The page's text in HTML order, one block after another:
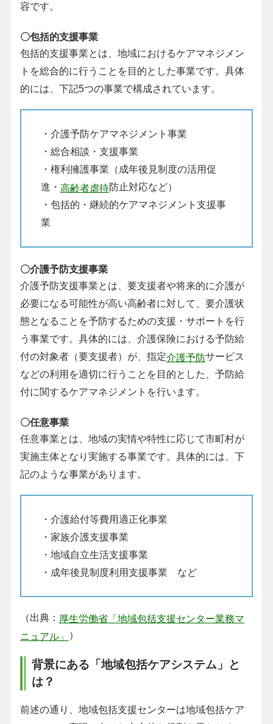
容です。
〇包括的支援事業
包括的支援事業とは、地域におけるケアマネジメン
トを総合的に行うことを目的とした事業です。具体
的には、下記5つの事業で構成されています。
・介護予防ケアマネジメント事業
・総合相談・支援事業
・権利擁護事業（成年後見制度の活用促
進・高齢者虐待防止対応など）
・包括的・継続的ケアマネジメント支援事
業
〇介護予防支援事業
介護予防支援事業とは、要支援者や将来的に介護が
必要になる可能性が高い高齢者に対して、要介護状
態となることを予防するための支援・サポートを行
う事業です。具体的には、介護保険における予防給
付の対象者（要支援者）が、指定介護予防サービス
などの利用を適切に行うことを目的とした、予防給
付に関するケアマネジメントを行います。
〇任意事業
任意事業とは、地域の実情や特性に応じて市町村が
実施主体となり実施する事業です。具体的には、下
記のような事業があります。
・介護給付等費用適正化事業
・家族介護支援事業
・地域自立生活支援事業
・成年後見制度利用支援事業 など
（出典： 厚生労働省「地域包括支援センター業務マ
ニュアル」
）
背景にある「地域包括ケアシステム」と
は？
前述の通り、地域包括支援センターは地域包括ケア